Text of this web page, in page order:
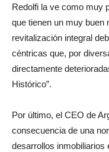
Redolfi la ve como muy
que tienen un muy buen
revitalización integral
céntricas que, por
directamente
Histórico”.
Por último, el CEO de
consecuencia de una
desarrollos inmobiliarios